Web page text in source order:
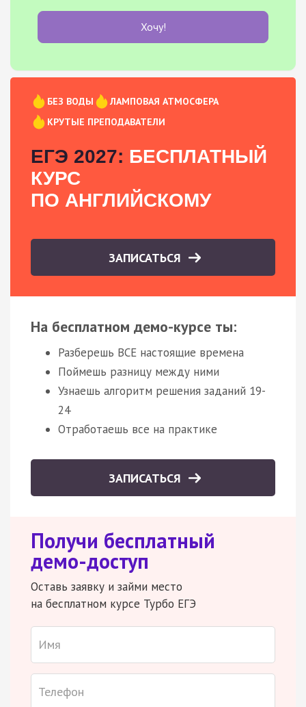
Хочу!
БЕЗ ВОДЫ
ЛАМПОВАЯ АТМОСФЕРА
КРУТЫЕ ПРЕПОДАВАТЕЛИ
ЕГЭ 2027: БЕСПЛАТНЫЙ
КУРС
ПО АНГЛИЙСКОМУ
ЗАПИСАТЬСЯ
На бесплатном демо-курсе ты:
Разберешь ВСЕ настоящие времена
Поймешь разницу между ними
Узнаешь алгоритм решения заданий 19-
24
Отработаешь все на практике
ЗАПИСАТЬСЯ
Получи бесплатный
демо-доступ
Оставь заявку и займи место
на бесплатном курсе Турбо ЕГЭ